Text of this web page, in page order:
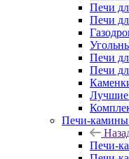
Печи
Печи
Печи
Печи
Лучшие
Печи-камины
Печи-